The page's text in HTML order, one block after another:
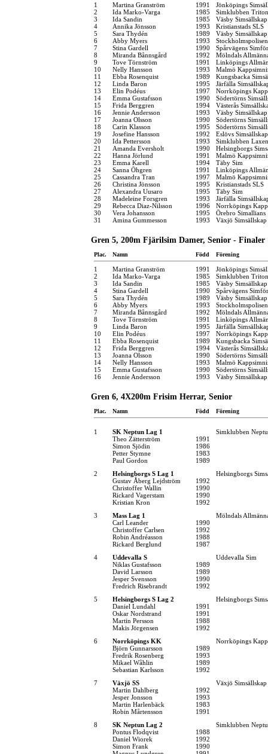
1 Martina Granström 1991
Jönköpings
2
Ida Marko-Varga 1985
Simklubben Triton
3
Ida Sandin 1985
Väsby Simsällskap
4
Annika Jönsson 1993
Kristianstads SLS
5
Sara Thydén 1989
Väsby Simsällskap
6
Abby Myers 1993
7
Stina Gardell 1990
Spårvägens
8
Miranda Bånnsgård 1992
Mölndals
9
Tove Törnström 1991
Linköpings
10
Nelly Hansson 1993
Malmö
11
Ebba Rosenquist 1989
Kungsbacka
12
Linda Baron 1995
Järfälla
13
Elin Podéus 1997
Norrköpings
14
Emma Gustafsson 1990
Södertörns
15
Frida Berggren 1994
Västerås
16
Jennie Andersson 1993
Väsby Simsällskap
17
Joanna Olsson 1990
Södertörns
18
Carin Klasson 1995
Södertörns
19
Josefine Hansson 1992
Eslövs Simsällskap
20
Ida Pettersson 1993
Simklubben Laxen
21
Amanda Eversholt 1990
Helsingborgs
22
Hanna Jörlund 1991
Malmö
23
Emma Karell 1994
Täby Sim
24
Sanna Öhgren 1991
Linköpings
25
Cassandra Tran 1997
Malmö
26
Christina Jönsson 1995
Kristianstads SLS
27
Alexandra Uusaro 1995
Täby Sim
28
Madeleine Forsgren 1993
Järfälla
29
Rebecca Diaz-Nilsson 1996
Norrköpings
30
Vera Johansson 1995
Örebro Simallians
31
Amina Gummesson 1993 Växjö Simsällskap
Gren 5, 200m Fjärilsim Damer, Senior - Finaler
Plac. Namn Född Förening
1 Martina Granström 1991
Jönköpings
2
Ida Marko-Varga 1985
Simklubben Triton
3
Ida Sandin 1985
Väsby Simsällskap
4
Stina Gardell 1990
Spårvägens
5
Sara Thydén 1989
Väsby Simsällskap
6
Abby Myers 1993
7
Miranda Bånnsgård 1992
Mölndals
8
Tove Törnström 1991
Linköpings
9
Linda Baron 1995
Järfälla
10
Elin Podéus 1997
Norrköpings
11
Ebba Rosenquist 1989
Kungsbacka
12
Frida Berggren 1994
Västerås
13
Joanna Olsson 1990
Södertörns
14
Nelly Hansson 1993
Malmö
15
Emma Gustafsson 1990
Södertörns
16
Jennie Andersson 1993 Väsby Simsällskap
Gren 6, 4X200m Frisim Herrar, Senior
Plac. Namn Född Förening
1 SK Neptun Lag 1
Simklubben
Theo Zätterström
1991
Simon Sjödin
1986
Petter Stymne
1983
Paul Gordon
1989
2
Helsingborgs S Lag 1
Helsingborgs
Gustav Åberg Lejdström
1992
Christoffer Wallin
1990
Rickard Vagerstam
1990
Kristian Kron
1992
3
Mass Lag 1
Mölndals
Carl Leander
1990
Christoffer Carlsen
1992
Robin Andréasson
1988
Rickard Berglund
1987
4
Uddevalla S
Uddevalla Sim
Niklas Gustafsson
1989
David Larsson
1989
Jesper Svensson
1990
Fredrich Risebrandt
1992
5
Helsingborgs S Lag 2
Helsingborgs
Daniel Lundahl
1991
Oskar Nordstrand
1991
Martin Persson
1988
Makis Jörgensen
1992
6
Norrköpings KK
Norrköpings
Björn Gunnarsson
1989
Fredrik Rosenberg
1993
Mikael Wåhlin
1989
Sebastian Karlsson
1992
7
Växjö SS
Växjö Simsällskap
Martin Dahlberg
1992
Jesper Jonsson
1993
Martin Harlenbäck
1983
Robin Mårtensson
1991
8
SK Neptun Lag 2
Simklubben
Pontus Flodqvist
1988
Daniel Wiorek
1992
Simon Frank
1990